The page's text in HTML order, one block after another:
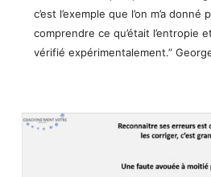
c’est l’exemple que l’on m’a
comprendre ce qu’était l’entropie
vérifié expérimentalement.”